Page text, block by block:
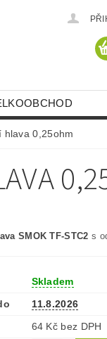
hlava 0,25ohm
SMOK TF-STC2 s
Skladem
11.8.2026
64 Kč bez DPH